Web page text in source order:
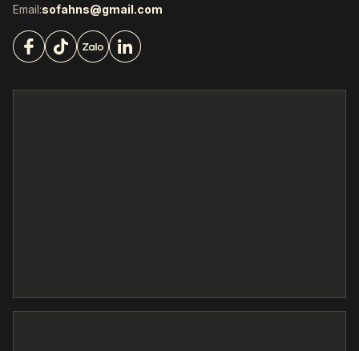
Email:sofahns@gmail.com